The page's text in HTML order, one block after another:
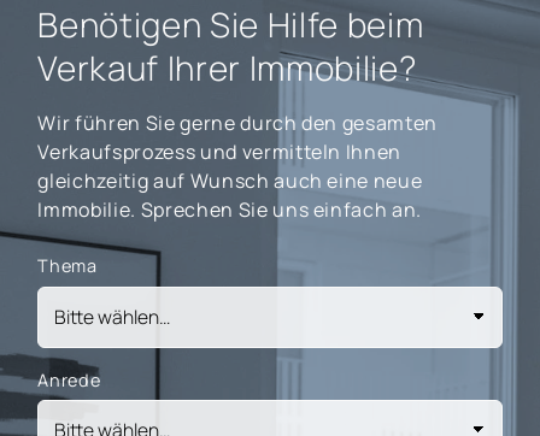
Benötigen Sie Hilfe beim
Verkauf Ihrer Immobilie?
Wir führen Sie gerne durch den gesamten
Verkaufsprozess und vermitteln Ihnen
gleichzeitig auf Wunsch auch eine neue
Immobilie. Sprechen Sie uns einfach an.
Thema
Anrede